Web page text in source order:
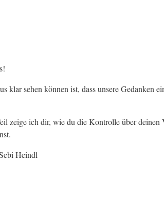
klar sehen können ist, dass unsere Gedanken
zeige ich dir, wie du die Kontrolle über
Heindl